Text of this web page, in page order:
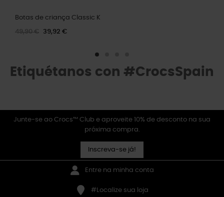
Botas de criança Classic K
49,90 € 39,92 €
Etiquétanos con #CrocsSpain
Junte-se ao Crocs™ Club e aproveite 10% de desconto na sua
próxima compra.
Inscreva-se já!
Entre na minha conta
#Localize sua loja